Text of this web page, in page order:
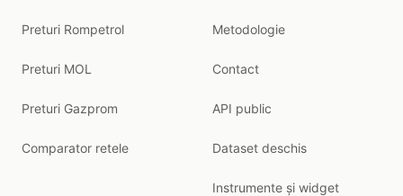
Preturi Rompetrol
Preturi MOL
Preturi Gazprom
Comparator retele
Metodologie
Contact
API public
Dataset deschis
Instrumente și widget